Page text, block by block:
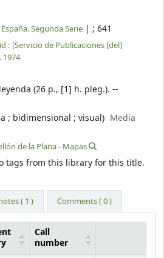
Segunda Serie | ; 641
: [Servicio de Publicaciones [del]
1974
(26 p., [1] h. pleg.). --
; bidimensional ; visual) Media
de la Plana - Mapas
tags from this library for this title.
( 1 ) Comments ( 0 )
Call
number